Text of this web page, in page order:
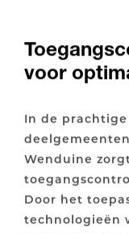
voor
In de
Wenduine
Door het
technologieën